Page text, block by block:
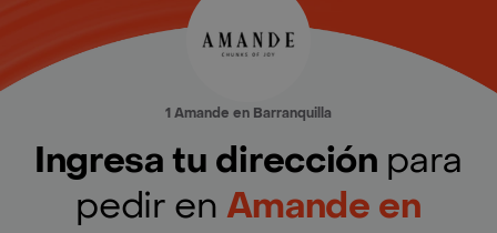
1 Amande en Barranquilla
Ingresa tu dirección para
pedir en Amande en